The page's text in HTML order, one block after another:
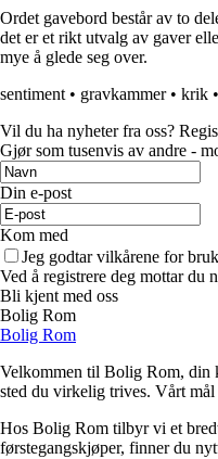
Ordet gavebord består av to
det er et rikt utvalg av gaver
mye å glede seg over.
sentiment • gravkammer• krik •
Vil du ha nyheter fra oss?
Gjør som tusenvis av andre -
Din e-post
Kom med
Jeg godtar vilkårene for
Ved å registrere deg mottar du
Bli kjent med oss
Bolig Rom
Bolig Rom
Velkommen til Bolig Rom, din
sted du virkelig trives. Vårt mål
Hos Bolig Rom tilbyr vi et
førstegangskjøper, finner du